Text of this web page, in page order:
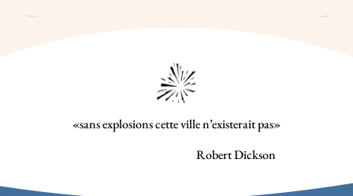
«sans explosions cette ville n’existerait pas»
Robert Dickson